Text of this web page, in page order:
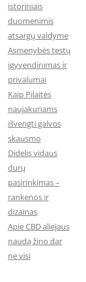
istoriniais
duomenimis
atsargų valdyme
Asmenybės testų
įgyvendinimas ir
privalumai
Kaip Pilaitės
naujakuriams
išvengti galvos
skausmo
Didelis vidaus
durų
pasirinkimas –
rankenos ir
dizainas
Apie CBD aliejaus
naudą žino dar
ne visi